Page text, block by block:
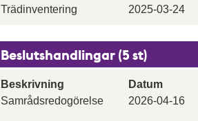
Trädinventering
2025-03-24
Beslutshandlingar (5 st)
Beskrivning
Samrådsredogörelse
Datum
2026-04-16